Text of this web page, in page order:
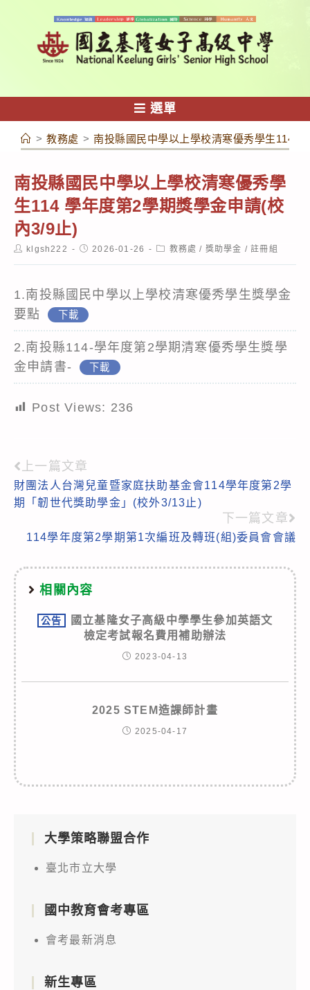
容
選單
> 教務處 > 南投縣國民中學以上學校清寒優秀學生114
南投縣國民中學以上學校清寒優秀學
生114 學年度第2學期獎學金申請(校
內3/9止)
Postklgsh222
Post2026-01-26
Post教務處 / 獎助學金 / 註冊組
1.南投縣國民中學以上學校清寒優秀學生獎學金
要點
下載
2.南投縣114-學年度第2學期清寒優秀學生獎學
金申請書-
下載
Post Views: 236
Read
more
上一篇文章
財團法人台灣兒童暨家庭扶助基金會114學年度第2學
期「韌世代獎助學金」(校外3/13止)
下一篇文章
114學年度第2學期第1次編班及轉班(組)委員會會議
相關內容
公告
國立基隆女子高級中學學生參加英語文
檢定考試報名費用補助辦法
2023-04-13
2025 STEM造課師計畫
2025-04-17
大學策略聯盟合作
臺北市立大學
國中教育會考專區
會考最新消息
新生專區